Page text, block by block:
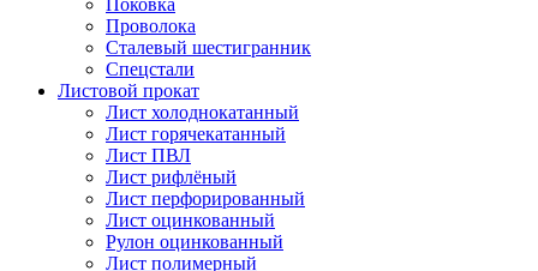
Проволока
Сталевый шестигранник
Спецстали
Листовой прокат
Лист холоднокатанный
Лист горячекатанный
Лист ПВЛ
Лист рифлёный
Лист перфорированный
Лист оцинкованный
Рулон оцинкованный
Лист полимерный